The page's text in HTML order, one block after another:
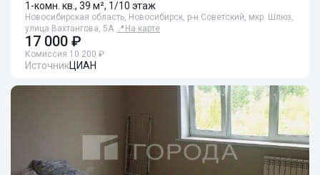
1-комн. кв., 39 м², 1/10 этаж
Новосибирская область, Новосибирск, р-н Советский, мкр. Шлюз,
улица Вахтангова, 5А 📍 На карте
17 000 ₽
Комиссия 10 200 ₽
ИсточникЦИАН